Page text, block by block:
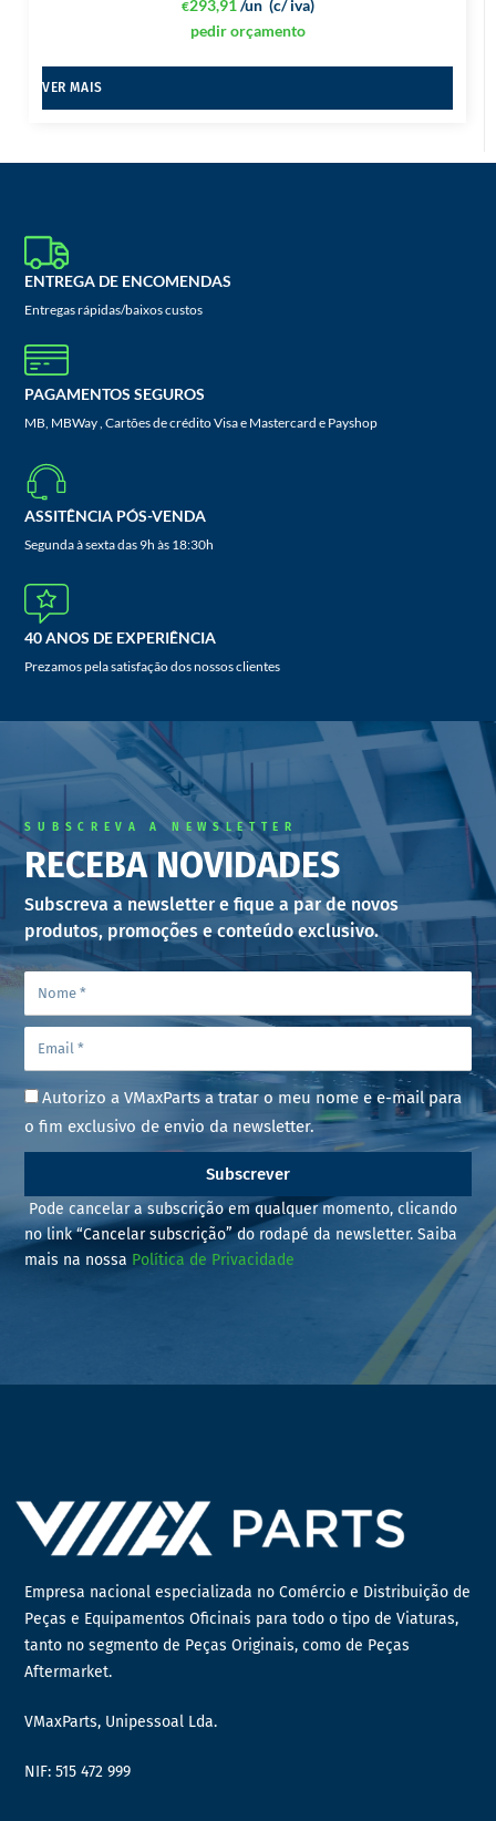
€293,91 (c/ iva)
/un
pedir orçamento
VER MAIS
ENTREGA DE ENCOMENDAS
Entregas rápidas/baixos custos
PAGAMENTOS SEGUROS
MB, MBWay , Cartões de crédito Visa e Mastercard e Payshop
ASSITÊNCIA PÓS-VENDA
Segunda à sexta das 9h às 18:30h
40 ANOS DE EXPERIÊNCIA
Prezamos pela satisfação dos nossos clientes
SUBSCREVA A NEWSLETTER
RECEBA NOVIDADES
Subscreva a newsletter e fique a par de novos
produtos, promoções e conteúdo exclusivo.
Autorizo a VMaxParts a tratar o meu nome e e-mail para
o fim exclusivo de envio da newsletter.
Subscrever
Pode cancelar a subscrição em qualquer momento, clicando
no link “Cancelar subscrição” do rodapé da newsletter. Saiba
mais na nossa Política de Privacidade
Empresa nacional especializada no Comércio e Distribuição de
Peças e Equipamentos Oficinais para todo o tipo de Viaturas,
tanto no segmento de Peças Originais, como de Peças
Aftermarket.
VMaxParts, Unipessoal Lda.
NIF: 515 472 999